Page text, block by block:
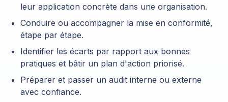
leur application concrète dans une organisation.
Conduire ou accompagner la mise en conformité,
étape par étape.
Identifier les écarts par rapport aux bonnes
pratiques et bâtir un plan d'action priorisé.
Préparer et passer un audit interne ou externe
avec confiance.